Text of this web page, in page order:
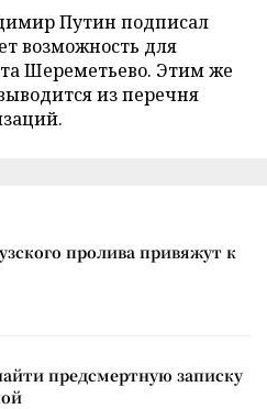
Путин подписал
возможность для
Шереметьево. Этим же
из перечня
пролива привяжут к
предсмертную записку